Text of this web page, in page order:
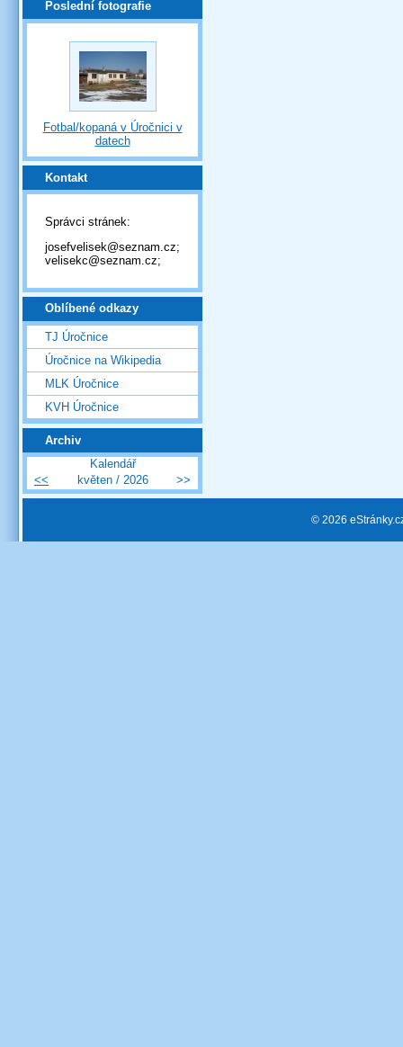
Poslední fotografie
Fotbal/kopaná v Úročnici v
datech
Kontakt
Správci stránek:
josefvelisek@seznam.cz;
velisekc@seznam.cz;
Oblíbené odkazy
TJ Úročnice
Úročnice na Wikipedia
MLK Úročnice
KVH Úročnice
Archiv
Kalendář
<<
květen / 2026 >>
© 2026